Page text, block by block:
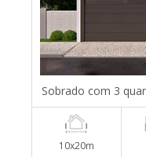
Sobrado com 3
10x20m